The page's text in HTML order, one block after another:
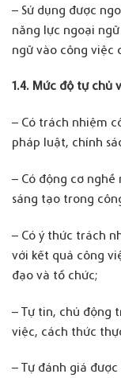
– Sử dụng được
năng lực ngoại
ngữ vào công việc
1.4. Mức độ tự chủ
– Có trách nhiệm
pháp luật, chính
– Có động cơ
sáng tạo trong
– Có ý thức trách
với kết quả công
đạo và tổ chức;
– Tự tin, chủ động
việc, cách thức
– Tự đánh giá